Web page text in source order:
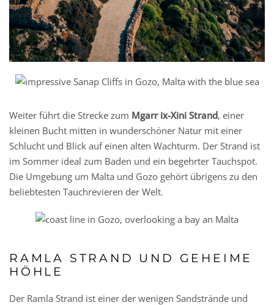
Weiter führt die Strecke zum Mgarr ix-Xini Strand, einer
kleinen Bucht mitten in wunderschöner Natur mit einer
Schlucht und Blick auf einen alten Wachturm. Der Strand ist
im Sommer ideal zum Baden und ein begehrter Tauchspot.
Die Umgebung um Malta und Gozo gehört übrigens zu den
beliebtesten Tauchrevieren der Welt.
RAMLA STRAND UND GEHEIME
HÖHLE
Der Ramla Strand ist einer der wenigen Sandstrände und